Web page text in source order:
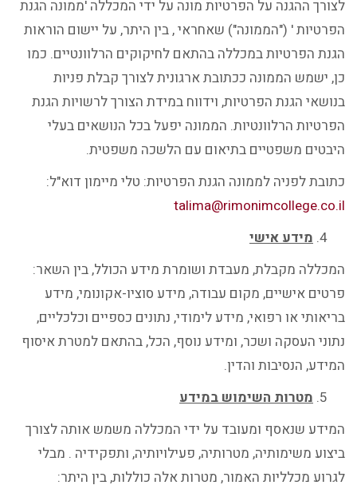
לצורך ההגנה על הפרטיות מונה על ידי המכללה 'ממונה הגנת
הפרטיות ' ("הממונה") שאחראי , בין היתר, על יישום הוראות
הגנת הפרטיות במכללה בהתאם לחיקוקים הרלוונטיים. כמו
כן, ישמש הממונה ככתובת ארגונית לצורך קבלת פניות
בנושאי הגנת הפרטיות, וידווח במידת הצורך לרשויות הגנת
הפרטיות הרלוונטיות. הממונה יפעל בכל הנושאים בעלי
היבטים משפטיים בתיאום עם הלשכה משפטית.
כתובת לפניה לממונה הגנת הפרטיות: טלי מיימון דוא"ל:
talima@rimonimcollege.co.il
מידע אישי
המכללה מקבלת, מעבדת ושומרת מידע הכולל, בין השאר:
פרטים אישיים, מקום עבודה, מידע סוציו-אקונומי, מידע
בריאותי או רפואי, מידע לימודי, נתונים כספיים וכלכליים,
נתוני העסקה ושכר, ומידע נוסף, הכל, בהתאם למטרת איסוף
המידע, הנסיבות והדין.
מטרות השימוש במידע
המידע שנאסף ומעובד על ידי המכללה משמש אותה לצורך
ביצוע משימותיה, מטרותיה, פעילויותיה, ותפקידיה . מבלי
לגרוע מכלליות האמור, מטרות אלה כוללות, בין היתר: